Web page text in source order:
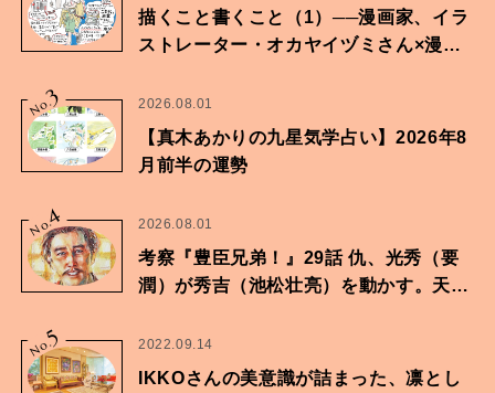
描くこと書くこと（1）──漫画家、イラ
ストレーター・オカヤイヅミさん×漫画
No.
3 2026.08.01
【真木あかりの九星気学占い】2026年8
月前半の運勢
No.
4 2026.08.01
考察『豊臣兄弟！』29話 仇、光秀（要
潤）が秀吉（池松壮亮）を動かす。天下
No.
5 2022.09.14
IKKOさんの美意識が詰まった、凛とし